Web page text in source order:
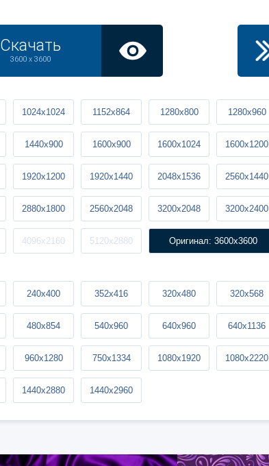
Скачать
3600 x 3600
1024x1024 1152x864 1280x800 1280x960
1440x900 1600x900 1600x1024 1600x1200
1920x1200 1920x1440 2048x1536 2560x1440
2880x1800 2560x2048 3200x2048 3200x2400
4096x2160 5120x2880 Оригинал: 3600x3600
240x400 352x416 320x480 320x568
480x854 540x960 640x960 640x1136
960x1280 750x1334 1080x1920 1080x2220
1440x2880 1440x2960